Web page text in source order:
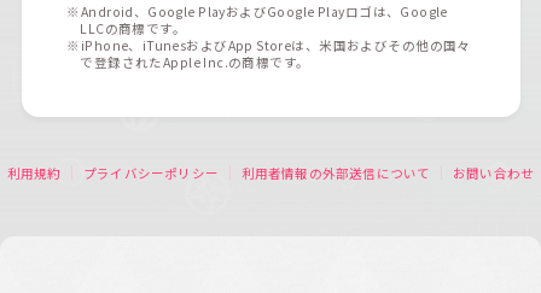
※Android、Google PlayおよびGoogle Playロゴは、Google
LLCの商標です。
※iPhone、iTunesおよびApp Storeは、米国およびその他の国々
で登録されたApple Inc.の商標です。
利用規約 プライバシーポリシー 利用者情報の外部送信について お問い合わせ